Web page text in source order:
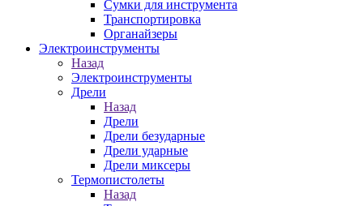
Сумки для инструмента
Транспортировка
Органайзеры
Электроинструменты
Назад
Электроинструменты
Дрели
Назад
Дрели
Дрели безударные
Дрели ударные
Дрели миксеры
Термопистолеты
Назад